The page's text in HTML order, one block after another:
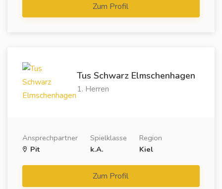
Zum Profil
Tus Schwarz Elmschenhagen
1. Herren
Ansprechpartner
Pit
Spielklasse
k.A.
Region
Kiel
Zum Profil